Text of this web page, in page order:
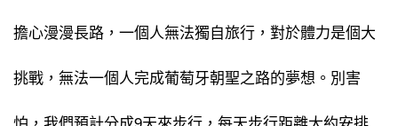
擔心漫漫長路，一個人無法獨自旅行，對於體力是個大
挑戰，無法一個人完成葡萄牙朝聖之路的夢想。別害